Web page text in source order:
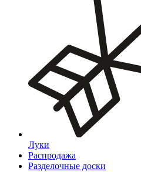
Луки
Распродажа
Разделочные доски